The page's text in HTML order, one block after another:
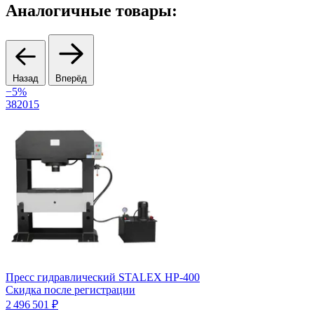
Аналогичные товары:
Назад Вперёд
−5%
382015
Пресс гидравлический STALEX HP-400
Скидка после регистрации
2 496 501 ₽